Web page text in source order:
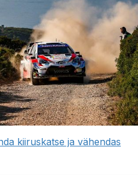
kiiruskatse ja vähendas